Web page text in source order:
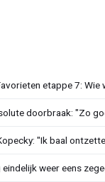
etappe 7:
doorbraak: "Zo
"Ik baal
weer eens